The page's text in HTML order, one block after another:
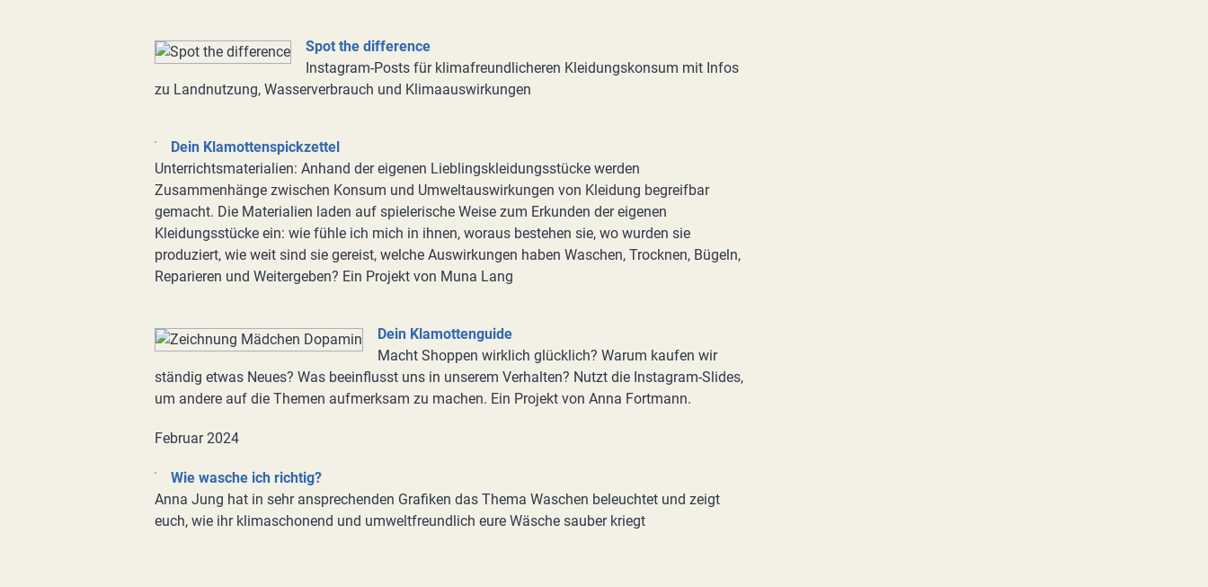
Spot the difference
Instagram-Posts für klimafreundlicheren Kleidungskonsum mit Infos
zu Landnutzung, Wasserverbrauch und Klimaauswirkungen
Dein Klamottenspickzettel
Unterrichtsmaterialien: Anhand der eigenen Lieblingskleidungsstücke werden
Zusammenhänge zwischen Konsum und Umweltauswirkungen von Kleidung begreifbar
gemacht. Die Materialien laden auf spielerische Weise zum Erkunden der eigenen
Kleidungsstücke ein: wie fühle ich mich in ihnen, woraus bestehen sie, wo wurden sie
produziert, wie weit sind sie gereist, welche Auswirkungen haben Waschen, Trocknen, Bügeln,
Reparieren und Weitergeben? Ein Projekt von Muna Lang
Dein Klamottenguide
Macht Shoppen wirklich glücklich? Warum kaufen wir
ständig etwas Neues? Was beeinflusst uns in unserem Verhalten? Nutzt die Instagram-Slides,
um andere auf die Themen aufmerksam zu machen. Ein Projekt von Anna Fortmann.
Februar 2024
Wie wasche ich richtig?
Anna Jung hat in sehr ansprechenden Grafiken das Thema Waschen beleuchtet und zeigt
euch, wie ihr klimaschonend und umweltfreundlich eure Wäsche sauber kriegt